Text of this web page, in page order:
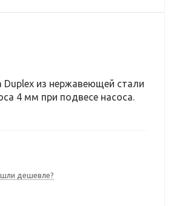
из нержавеющей стали
4 мм при подвесе насоса.
дешевле?